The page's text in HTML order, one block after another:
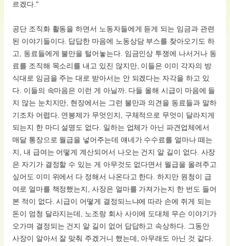
르겠다."
공단 조직화 활동을 하면서 노동자들에게 듣게 되는 임금과 관련
된 이야기들이다. 답답한 마음에 노동상담 부스를 찾아오기도 하
고, 동료들에게 불만을 털어놓는다. 임금인상 투쟁에 나서거나 동
료를 조직해 목소리를 내고 있진 않지만, 이들은 이미 각자의 방
식대로 임금을 주는 대로 받아서는 안 되겠다는 자각을 하고 있
다. 이들의 속마음은 이런 게 아닐까. 다들 올해 시급이 마음에 들
지 않는 눈치지만, 현장에서는 그런 불만과 의견을 동료들과 말하
기조차 어렵다. 연봉제가 무엇인지, 구체적으로 무엇이 달라지게
되는지 한 마디 설명도 없다. 일하는 업체가 아닌 파견업체에서
매달 통장으로 월급을 넣어주는데 얘네가 수수료를 얼마나 떼는
지, 내 급여는 어떻게 계산되어서 나오는 건지 알 길이 없다. 사장
은 자기가 결정할 수 있는 게 아무것도 없다면서 월급을 올려주고
싶어도 이미 위에서 다 정해서 나온다고 한다. 하지만 원청이 급
여로 얼마를 책정했는지, 사장은 얼마를 가져가는지 한 번도 들어
본 적이 없다. 시급이 어떻게 결정되느냐에 따라 손에 쥐게 되는
돈이 엄청 달라지는데, 노조랑 회사 사이에 도대체 무슨 이야기가
오가며 결정되는 건지 알 길이 없어 답답하고 속상하다. 그동안
사장이 알아서 잘 맞춰 주겠거니 했는데, 아무래도 아닌 것 같다.